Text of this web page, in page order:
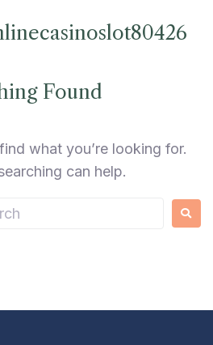
Found
what you’re looking for.
can help.